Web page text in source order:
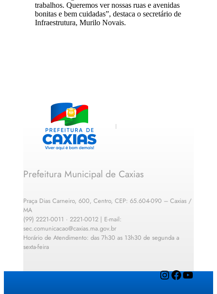
trabalhos. Queremos ver nossas ruas e avenidas
bonitas e bem cuidadas”, destaca o secretário de
Infraestrutura, Murilo Novais.
Prefeitura Municipal de Caxias
Praça Dias Carneiro, 600, Centro, CEP: 65.604-090 – Caxias /
MA
(99) 2221-0011 · 2221-0012 | E-mail:
sec.comunicacao@caxias.ma.gov.br
Horário de Atendimento: das 7h30 as 13h30 de segunda a
sexta-feira
InstagramFacebook YouTube